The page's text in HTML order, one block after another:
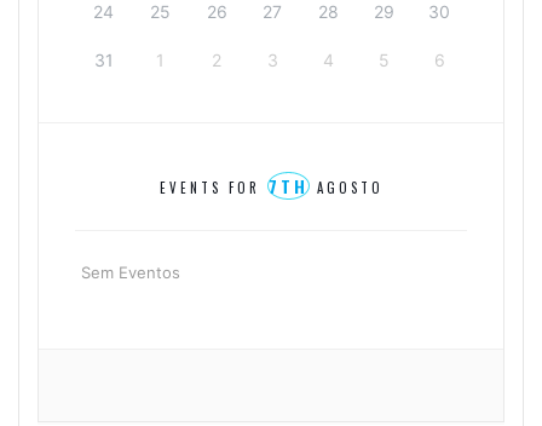
24 25 26 27 28 29 30
31 1 2 3 4 5 6
EVENTS FOR 7THAGOSTO
Sem Eventos